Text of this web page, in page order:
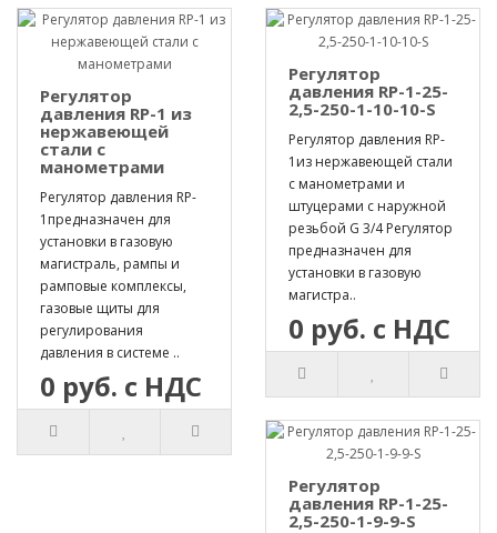
Регулятор
давления RP-1 из
нержавеющей
стали с
манометрами
Регулятор давления RP-
1предназначен для
установки в газовую
магистраль, рампы и
рамповые комплексы,
газовые щиты для
регулирования
давления в системе ..
0 руб. с НДС
Регулятор
давления RP-1-25-
2,5-250-1-10-10-S
Регулятор давления RP-
1из нержавеющей стали
с манометрами и
штуцерами с наружной
резьбой G 3/4 Регулятор
предназначен для
установки в газовую
магистра..
0 руб. с НДС
Регулятор
давления RP-1-25-
2,5-250-1-9-9-S